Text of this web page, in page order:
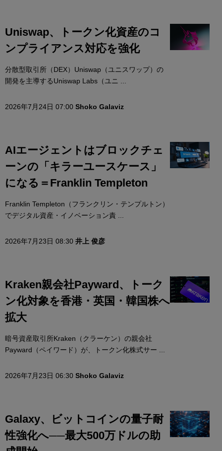
Uniswap、トークン化資産のコ
ンプライアンス対応を強化
分散型取引所（DEX）Uniswap（ユニスワップ）の
開発を主導するUniswap Labs（ユニ ...
2026年7月24日 07:00 Shoko Galaviz
AIエージェントはブロックチェ
ーンの「キラーユースケース」
になる＝Franklin Templeton
Franklin Templeton（フランクリン・テンプルトン）
でデジタル資産・イノベーション責 ...
2026年7月23日 08:30 井上 俊彦
Kraken親会社Payward、トーク
ン化対象を香港・英国・韓国株へ
拡大
暗号資産取引所Kraken（クラーケン）の親会社
Payward（ペイワード）が、トークン化株式サー ...
2026年7月23日 06:30 Shoko Galaviz
Galaxy、ビットコインの量子耐
性強化へ──最大500万ドルの助